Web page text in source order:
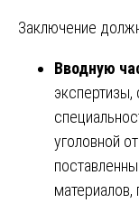
Заключение
Вводную
экспертизы,
уголовной